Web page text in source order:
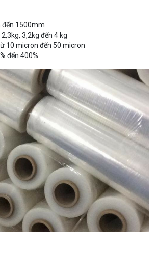
đến 1500mm
3,2kg đến 4 kg
10 micron đến 50 micron
đến 400%